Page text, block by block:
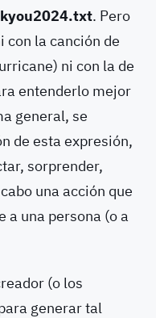
. Pero
con la canción de
ni con la de
entenderlo mejor
general, se
de esta expresión,
sorprender,
una acción que
a una persona (o a
(o los
generar tal